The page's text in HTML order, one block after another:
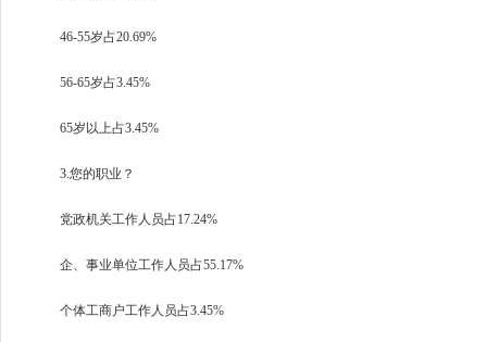
46-55岁占20.69%
56-65岁占3.45%
65岁以上占3.45%
3.您的职业？
党政机关工作人员占17.24%
企、事业单位工作人员占55.17%
个体工商户工作人员占3.45%